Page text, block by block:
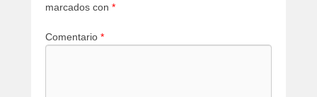
marcados con *
Comentario *